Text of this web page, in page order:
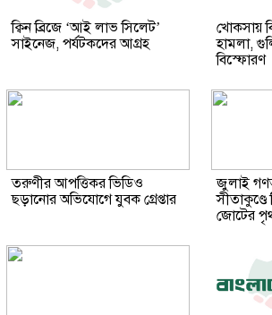
ক্বিন ব্রিজে ‘আই লাভ সিলেট’
সাইনেজ, পর্যটকদের আগ্রহ
খোকসায়
হামলা,
বিস্ফোরণ
তরুণীর আপত্তিকর ভিডিও
ছড়ানোর অভিযোগে যুবক গ্রেপ্তার
জুলাই
জোটের